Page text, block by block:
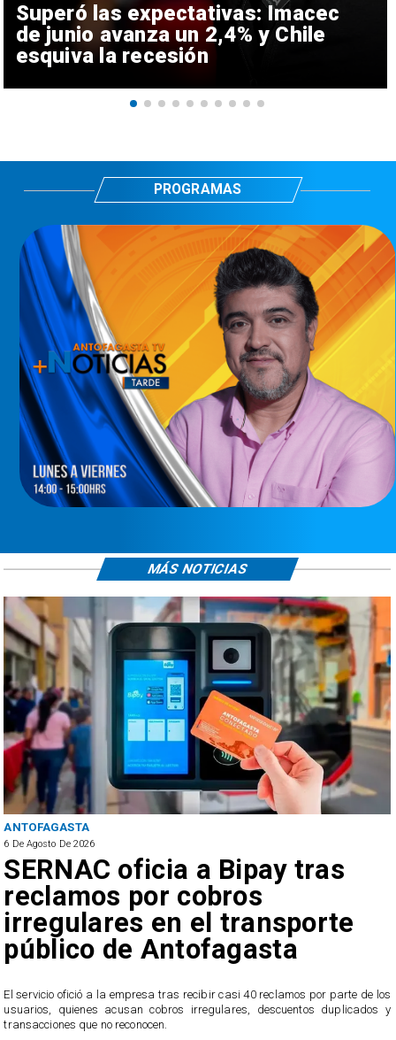
Superó las expectativas: Imacec
de junio avanza un 2,4% y Chile
esquiva la recesión
PROGRAMAS
ANTOFAGASTA
6 De Agosto De 2026
SERNAC oficia a Bipay tras
reclamos por cobros
irregulares en el transporte
público de Antofagasta
El servicio ofició a la empresa tras recibir casi 40 reclamos por parte de los
usuarios, quienes acusan cobros irregulares, descuentos duplicados y
transacciones que no reconocen.
MÁS NOTICIAS